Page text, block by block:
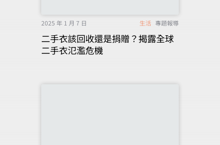
2025 年 1 月 7 日 生活 專題報導
二手衣該回收還是捐贈？揭露全球
二手衣氾濫危機